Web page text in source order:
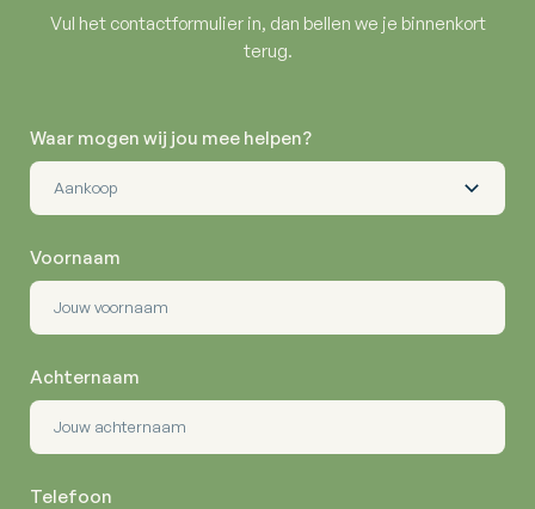
Vul het contactformulier in, dan bellen we je binnenkort
terug.
Waar mogen wij jou mee helpen?
Voornaam
Achternaam
Telefoon